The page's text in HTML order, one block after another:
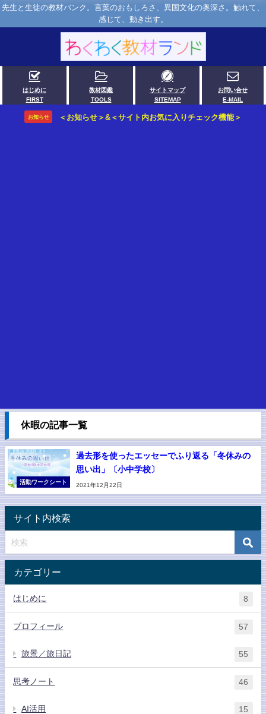
先生と生徒の教材バンク。言葉のおもしろさ、異国文化の奥深さ。触れて、
感じて、動き出す。
はじめに
FIRST
教材図鑑
TOOLS
サイトマップ
SITEMAP
お問い合せ
E-MAIL
お知らせ ＜お知らせ＞&＜サイト内お気に入りチェック機能＞
休暇の記事一覧
活動ワークシート
過去形を使ったエッセーでふり返る「冬休みの
思い出」〔小中学校〕
2021年12月22日
サイト内検索
カテゴリー
はじめに 8
プロフィール 57
旅景／旅日記 55
思考ノート 46
AI活用 15